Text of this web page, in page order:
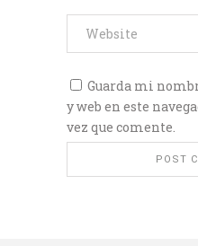
Guarda mi
y web en este
vez que comente.